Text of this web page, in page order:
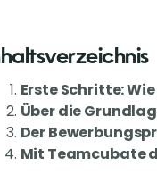
Erste Schritte:
Über die
Der
Mit Teamcubate